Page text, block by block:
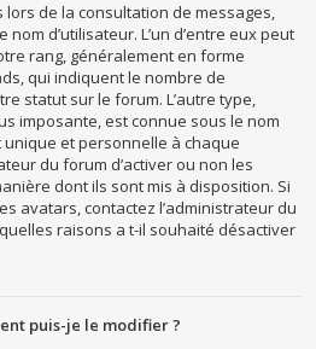
lors de la consultation de messages,
d’utilisateur. L’un d’entre eux peut
rang, généralement en forme
qui indiquent le nombre de
statut sur le forum. L’autre type,
imposante, est connue sous le nom
unique et personnelle à chaque
du forum d’activer ou non les
dont ils sont mis à disposition. Si
avatars, contactez l’administrateur du
raisons a t-il souhaité désactiver
puis-je le modifier ?